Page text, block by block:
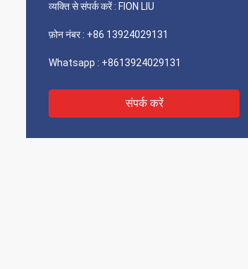
व्यक्ति से संपर्क करें : FION LIU
फ़ोन नंबर : +86 13924029131
Whatsapp : +8613924029131
संपर्क करें